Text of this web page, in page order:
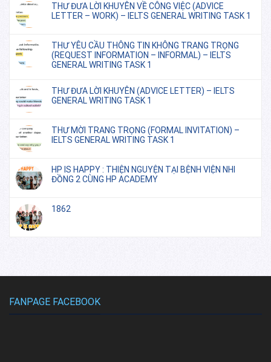
THƯ ĐƯA LỜI KHUYÊN VỀ CÔNG VIỆC (ADVICE
LETTER – WORK) – IELTS GENERAL WRITING TASK 1
THƯ YÊU CẦU THÔNG TIN KHÔNG TRANG TRỌNG
(REQUEST INFORMATION – INFORMAL) – IELTS
GENERAL WRITING TASK 1
THƯ ĐƯA LỜI KHUYÊN (ADVICE LETTER) – IELTS
GENERAL WRITING TASK 1
THƯ MỜI TRANG TRỌNG (FORMAL INVITATION) –
IELTS GENERAL WRITING TASK 1
HP IS HAPPY : THIỆN NGUYỆN TẠI BỆNH VIỆN NHI
ĐỒNG 2 CÙNG HP ACADEMY
1862
FANPAGE FACEBOOK